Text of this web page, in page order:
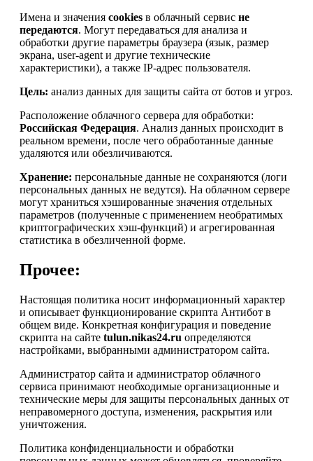
Имена и значения cookies в облачный сервис не
передаются. Могут передаваться для анализа и
обработки другие параметры браузера (язык, размер
экрана, user-agent и другие технические
характеристики), а также IP-адрес пользователя.
Цель: анализ данных для защиты сайта от ботов и угроз.
Расположение облачного сервера для обработки:
Российская Федерация. Анализ данных происходит в
реальном времени, после чего обработанные данные
удаляются или обезличиваются.
Хранение: персональные данные не сохраняются (логи
персональных данных не ведутся). На облачном сервере
могут храниться хэшированные значения отдельных
параметров (полученные с применением необратимых
криптографических хэш-функций) и агрегированная
статистика в обезличенной форме.
Прочее:
Настоящая политика носит информационный характер
и описывает функционирование скрипта Антибот в
общем виде. Конкретная конфигурация и поведение
скрипта на сайте tulun.nikas24.ru определяются
настройками, выбранными администратором сайта.
Администратор сайта и администратор облачного
сервиса принимают необходимые организационные и
технические меры для защиты персональных данных от
неправомерного доступа, изменения, раскрытия или
уничтожения.
Политика конфиденциальности и обработки